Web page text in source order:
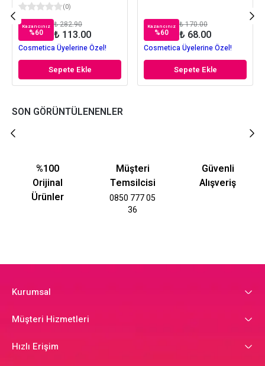
(0)
Kazancınız
%60
₺ 282.90
₺ 113.00
Cosmetica Üyelerine Özel!
Sepete Ekle
Kazancınız
%60
₺ 170.00
₺ 68.00
Cosmetica Üyelerine Özel!
Sepete Ekle
SON GÖRÜNTÜLENENLER
%100
Orijinal
Ürünler
Müşteri
Temsilcisi
0850 777 05
36
Güvenli
Alışveriş
Kurumsal
Müşteri Hizmetleri
Hızlı Erişim